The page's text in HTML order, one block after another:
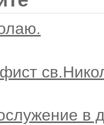
в